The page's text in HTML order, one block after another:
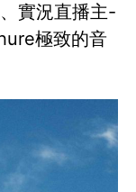
實況直播主-
極致的音